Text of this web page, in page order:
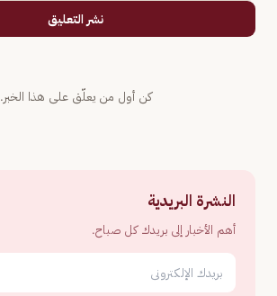
نشر التعليق
كن أول من يعلّق على هذا الخبر.
النشرة البريدية
أهم الأخبار إلى بريدك كل صباح.